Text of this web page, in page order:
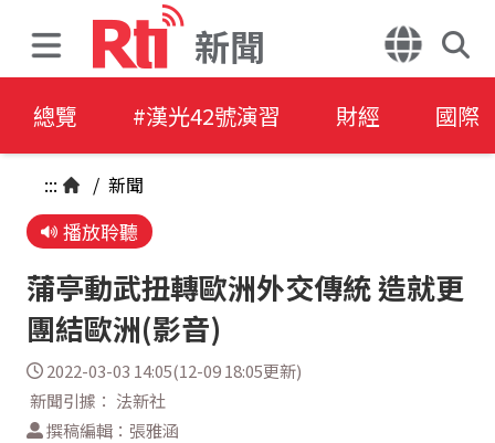
新聞
總覽 #漢光42號演習 財經 國際
::: / 新聞
播放聆聽
蒲亭動武扭轉歐洲外交傳統 造就更
團結歐洲(影音)
2022-03-03 14:05(12-09 18:05更新)
新聞引據： 法新社
撰稿編輯：張雅涵